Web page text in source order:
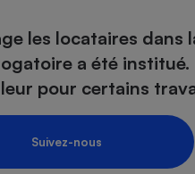
les locataires
a été
pour certains
Suivez-nous
Produit alimentaire
Sécurité - Hygiène
Assurance
Banque - Crédit
Carburant
Circulation routière
Contrôle technique -
Comparatif
Comparatif casque
Crédit immobilier
Comparatif tondeuse
Maison de retraite
emprunteur